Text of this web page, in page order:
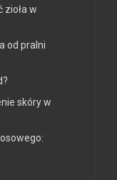
zioła w
od pralni
skóry w